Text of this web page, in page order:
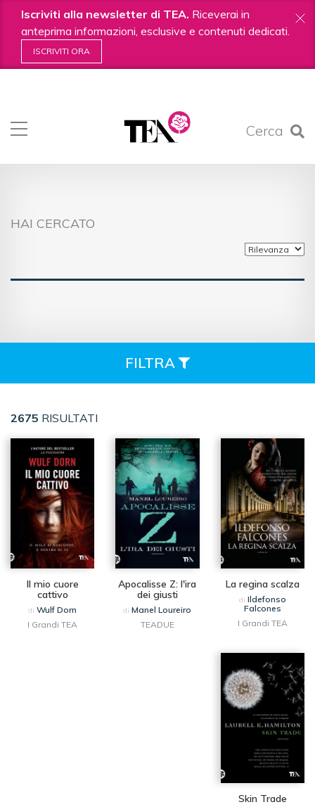
Iscriviti alla newsletter di TEA. Riceverai in
anteprima informazioni, esclusive e contenuti dedicati.
ISCRIVITI ORA
Cerca
contenuti.
|
HAI CERCATO
FILTRA
2675 RISULTATI
Il mio cuore
cattivo
diWulf Dorn
I Grandi TEA
Apocalisse Z: l'ira
dei giusti
diManel Loureiro
TEADUE
La regina scalza
di Ildefonso
Falcones
I Grandi TEA
Skin Trade